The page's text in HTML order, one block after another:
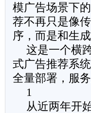
模广告场景下
荐不再只是像
序，而是和生
这是一个横
式广告推荐系
全量部署，服
1
从近两年开